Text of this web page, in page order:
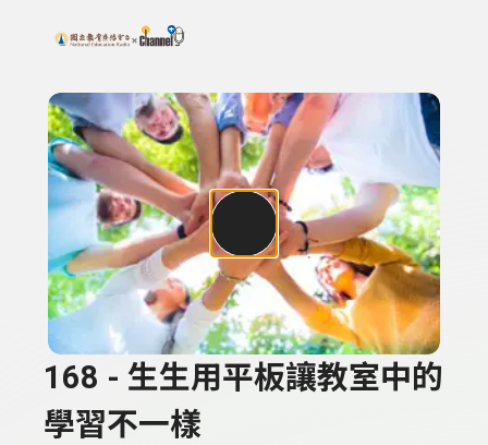
上方功能區塊
搜尋關鍵字：可輸入節目名稱、主持人或關鍵字
168 - 生生用平板讓教室中的
學習不一樣